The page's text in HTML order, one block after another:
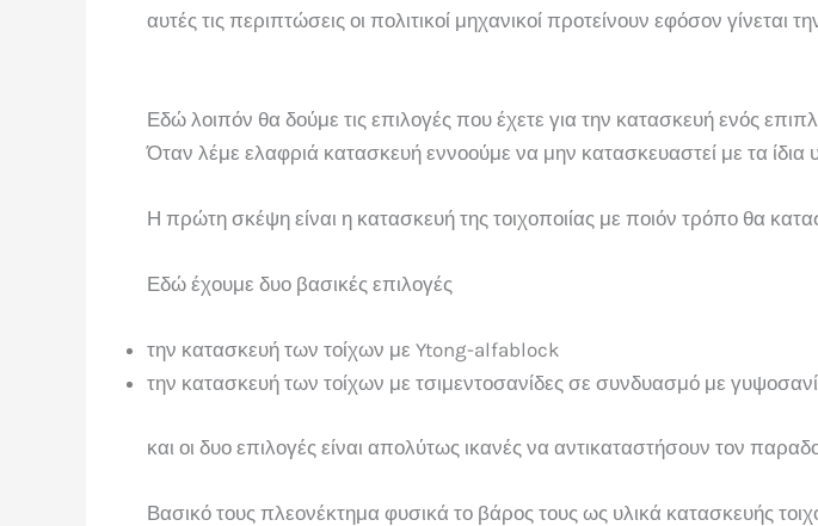
αυτές τις περιπτώσεις οι πολιτικοί μηχανικοί προτείνουν εφόσον γίνεται
Εδώ λοιπόν θα δούμε τις επιλογές που έχετε για την κατασκευή ενός
Όταν λέμε ελαφριά κατασκευή εννοούμε να μην κατασκευαστεί με τα ίδια
Η πρώτη σκέψη είναι η κατασκευή της τοιχοποιίας με ποιόν τρόπο θα
Εδώ έχουμε δυο βασικές επιλογές
την κατασκευή των τοίχων με Ytong-alfablock
την κατασκευή των τοίχων με τσιμεντοσανίδες σε συνδυασμό με
και οι δυο επιλογές είναι απολύτως ικανές να αντικαταστήσουν τον
Βασικό τους πλεονέκτημα φυσικά το βάρος τους ως υλικά κατασκευής